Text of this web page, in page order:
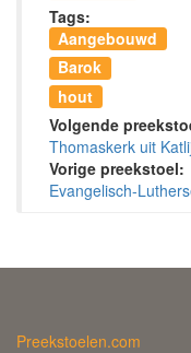
Tags:
Aangebouwd
Barok
hout
Volgende
Thomaskerk uit
Vorige preekstoel:
Evangelisch-
Preekstoelen.com